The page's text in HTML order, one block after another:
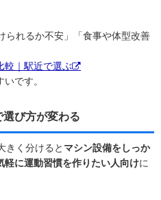
られるか不安」「食事や体型改善
較｜駅近で選ぶ
です。
び方が変わる
きく分けると マシン設備をしっか
軽に運動習慣を作りたい人向けに